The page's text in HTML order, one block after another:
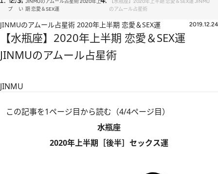
プ
い 期 恋愛＆SEX運
のアムール占星術
JINMUのアムール占星術 2020年上半期 恋愛＆SEX運 2019.12.24
【水瓶座】2020年上半期 恋愛＆SEX運
JINMUのアムール占星術
JINMU
この記事を1ページ目から読む（4/4ページ目）
水瓶座
2020年上半期［後半］セックス運